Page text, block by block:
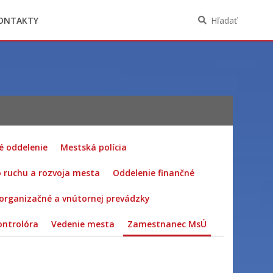
majetkových pomerov verejného funkcionára
Hľadať
oddelenie Mestská polícia
ruchu a rozvoja mesta Oddelenie finančné
a vnútornej prevádzky
Vedenie mesta Zamestnanec MsÚ